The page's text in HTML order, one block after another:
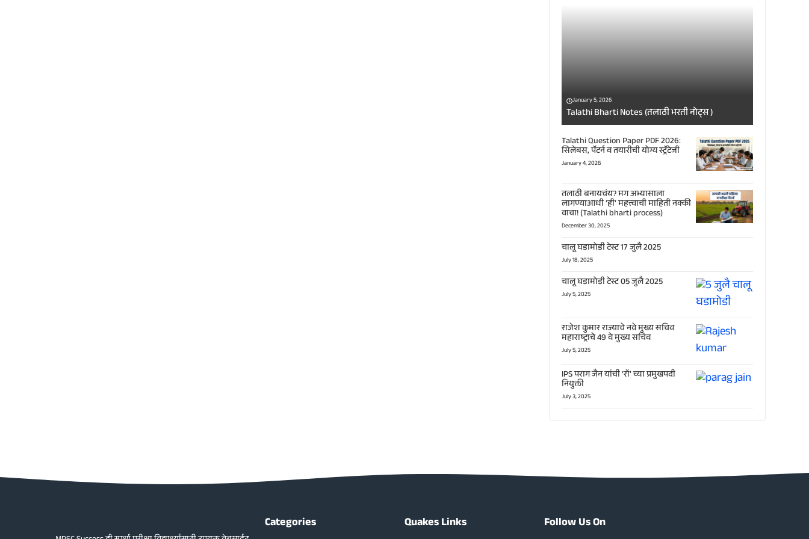
January 5, 2026
Talathi Bharti Notes (तलाठी भरती नोट्स )
Talathi Question Paper PDF 2026:
सिलेबस, पॅटर्न व तयारीची योग्य स्ट्रॅटेजी
January 4, 2026
तलाठी बनायचंय? मग अभ्यासाला
लागण्याआधी ‘ही’ महत्त्वाची माहिती नक्की
वाचा! (Talathi bharti process)
December 30, 2025
चालू घडामोडी टेस्ट 17 जुलै 2025
July 18, 2025
चालू घडामोडी टेस्ट 05 जुलै 2025
July 5, 2025
राजेश कुमार राज्याचे नवे मुख्य सचिव
महाराष्ट्राचे 49 वे मुख्य सचिव
July 5, 2025
IPS पराग जैन यांची ‘रॉ’ च्या प्रमुखपदी
नियुक्ती
July 3, 2025
Categories Quakes Links Follow Us On